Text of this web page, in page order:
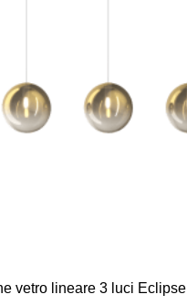
vetro lineare 3 luci Eclipse